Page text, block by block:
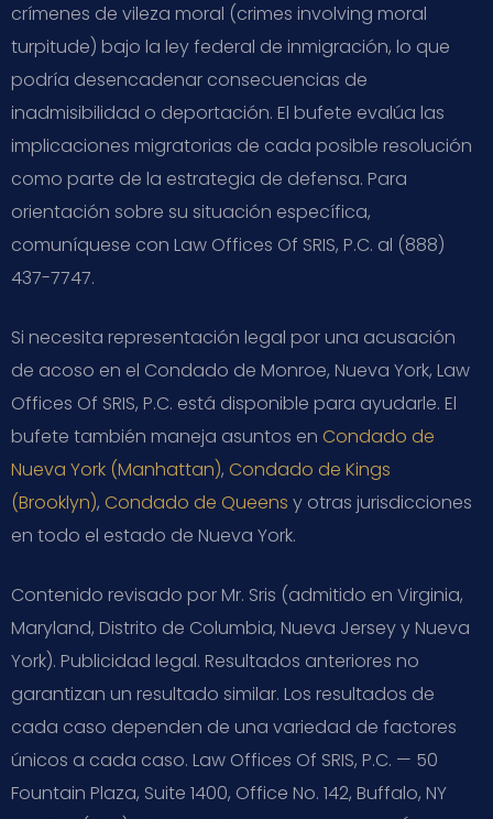
crímenes de vileza moral (crimes involving moral
turpitude) bajo la ley federal de inmigración, lo que
podría desencadenar consecuencias de
inadmisibilidad o deportación. El bufete evalúa las
implicaciones migratorias de cada posible resolución
como parte de la estrategia de defensa. Para
orientación sobre su situación específica,
comuníquese con Law Offices Of SRIS, P.C. al (888)
437-7747.
Si necesita representación legal por una acusación
de acoso en el Condado de Monroe, Nueva York, Law
Offices Of SRIS, P.C. está disponible para ayudarle. El
bufete también maneja asuntos en Condado de
Nueva York (Manhattan), Condado de Kings
(Brooklyn), Condado de Queens y otras jurisdicciones
en todo el estado de Nueva York.
Contenido revisado por Mr. Sris (admitido en Virginia,
Maryland, Distrito de Columbia, Nueva Jersey y Nueva
York). Publicidad legal. Resultados anteriores no
garantizan un resultado similar. Los resultados de
cada caso dependen de una variedad de factores
únicos a cada caso. Law Offices Of SRIS, P.C. — 50
Fountain Plaza, Suite 1400, Office No. 142, Buffalo, NY